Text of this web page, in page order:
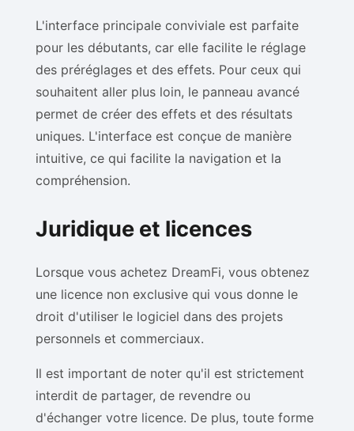
L'interface principale conviviale est parfaite
pour les débutants, car elle facilite le réglage
des préréglages et des effets. Pour ceux qui
souhaitent aller plus loin, le panneau avancé
permet de créer des effets et des résultats
uniques. L'interface est conçue de manière
intuitive, ce qui facilite la navigation et la
compréhension.
Juridique et licences
Lorsque vous achetez DreamFi, vous obtenez
une licence non exclusive qui vous donne le
droit d'utiliser le logiciel dans des projets
personnels et commerciaux.
Il est important de noter qu'il est strictement
interdit de partager, de revendre ou
d'échanger votre licence. De plus, toute forme